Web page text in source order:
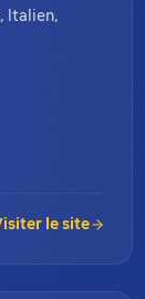
Italien,
le site